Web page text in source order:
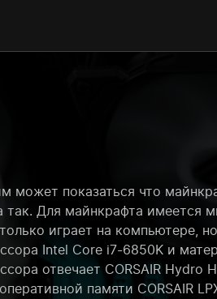
может показаться что
так. Для майнкрафта
играет на компьютере,
Intel Core i7-6850K и
отвечает CORSAIR
памяти CORSAIR